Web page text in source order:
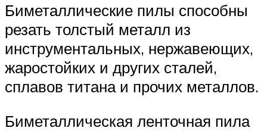
Биметаллические пилы способны
резать толстый металл из
инструментальных, нержавеющих,
жаростойких и других сталей,
сплавов титана и прочих металлов.
Биметаллическая ленточная пила